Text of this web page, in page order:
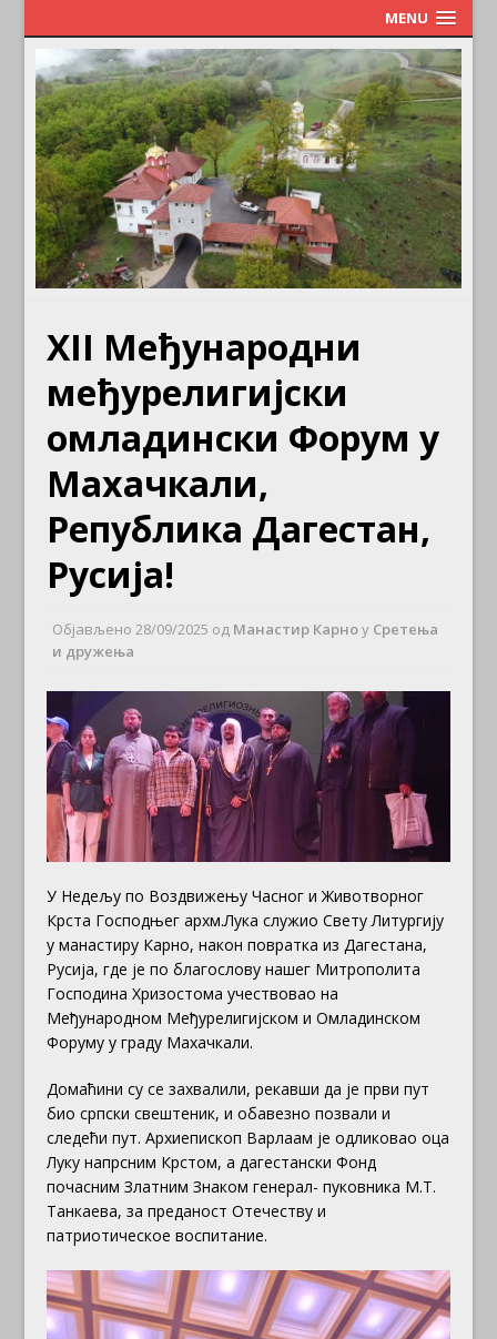
MENU
ХII Међународни
међурелигијски
омладински Форум у
Махачкали,
Република Дагестан,
Русија!
Објављено 28/09/2025 од Манастир Карноу Сретења
и дружења
У Недељу по Воздвижењу Часног и Животворног
Крста Господњег архм.Лука служио Свету Литургију
у манастиру Карно, након повратка из Дагестана,
Русија, где је поблагослову нашег Митрополита
Господина Хризостома учествовао на
Међународном Међурелигијском и Омладинском
Форуму у граду Махачкали.
Домаћини су се захвалили, рекавши да је први пут
био српски свештеник, и обавезно позвали и
следећи пут. Архиепископ Варлаам је одликовао оца
Луку напрсним Крстом, а дагестански Фонд
почасним Златним Знаком генерал- пуковника М.Т.
Танкаева, за преданост Отечеству и
патриотическое воспитание.